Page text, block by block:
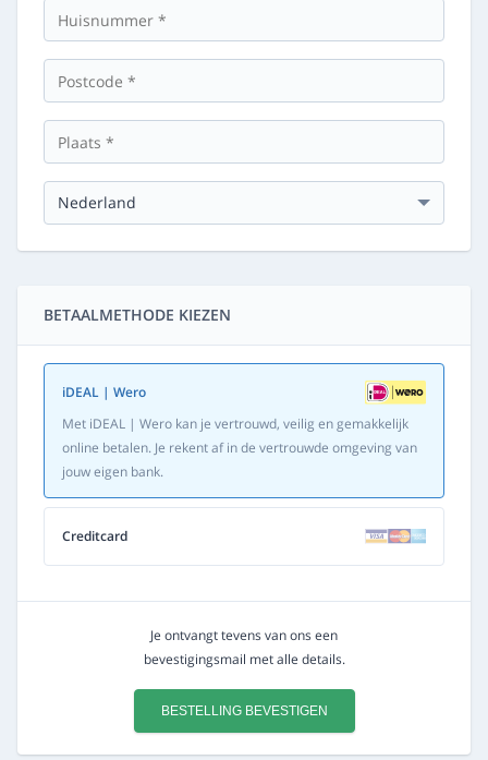
BETAALMETHODE KIEZEN
iDEAL | Wero
Met iDEAL | Wero kan je vertrouwd, veilig en gemakkelijk
online betalen. Je rekent af in de vertrouwde omgeving van
jouw eigen bank.
Creditcard
Je ontvangt tevens van ons een
bevestigingsmail met alle details.
BESTELLING BEVESTIGEN